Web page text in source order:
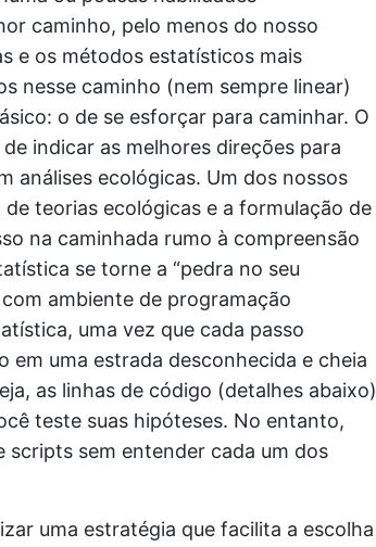
caminho, pelo menos do nosso
e os métodos estatísticos mais
nesse caminho (nem sempre linear)
o de se esforçar para caminhar. O
indicar as melhores direções para
análises ecológicas. Um dos nossos
teorias ecológicas e a formulação de
na caminhada rumo à compreensão
se torne a “pedra no seu
ambiente de programação
uma vez que cada passo
em uma estrada desconhecida e cheia
as linhas de código (detalhes abaixo)
teste suas hipóteses. No entanto,
sem entender cada um dos
uma estratégia que facilita a escolha